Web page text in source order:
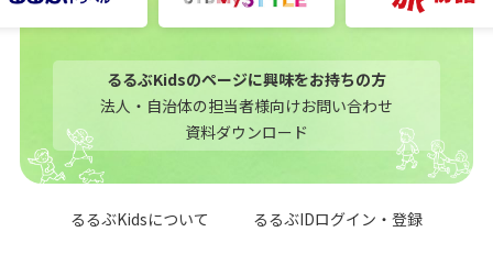
るるぶKidsのページに興味をお持ちの方
法人・自治体の担当者様向けお問い合わせ
資料ダウンロード
るるぶKidsについて るるぶIDログイン・登録